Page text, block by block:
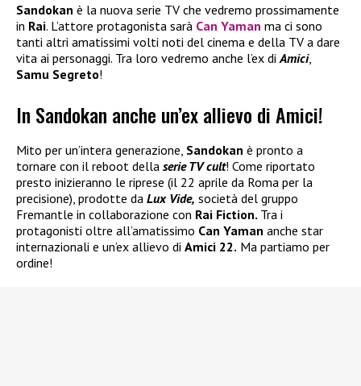
Sandokan è la nuova serie TV che vedremo prossimamente
in Rai. L’attore protagonista sarà Can Yaman ma ci sono
tanti altri amatissimi volti noti del cinema e della TV a dare
vita ai personaggi. Tra loro vedremo anche l’ex di Amici,
Samu Segreto!
In Sandokan anche un’ex allievo di Amici!
Mito per un’intera generazione, Sandokan è pronto a
tornare con il reboot della serie TV cult! Come riportato
presto inizieranno le riprese (il 22 aprile da Roma per la
precisione), prodotte da Lux Vide, società del gruppo
Fremantle in collaborazione con Rai Fiction. Tra i
protagonisti oltre all’amatissimo Can Yaman anche star
internazionali e un’ex allievo di Amici 22. Ma partiamo per
ordine!